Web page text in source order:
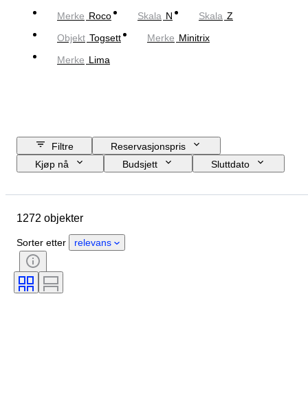
Merke Roco Skala N Skala Z
Objekt Togsett Merke Minitrix
Merke Lima
Filtre
Reservasjonspris
Kjøp nå
Budsjett
Sluttdato
Tilstand
Farge
Kontroll
Strømforsyning
Jernbaneselskap
1272 objekter
Sorter etter relevans